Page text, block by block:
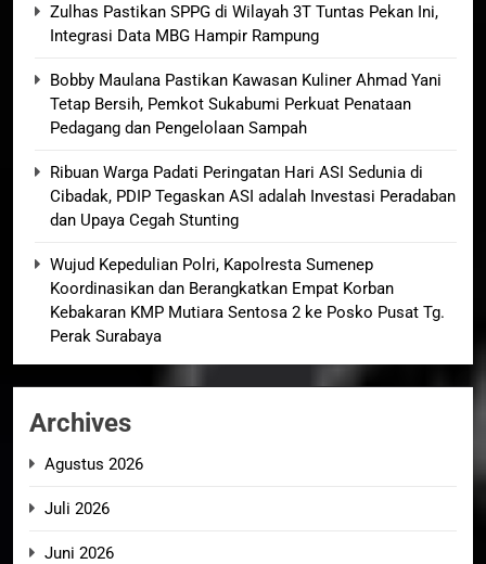
Zulhas Pastikan SPPG di Wilayah 3T Tuntas Pekan Ini,
Integrasi Data MBG Hampir Rampung
Bobby Maulana Pastikan Kawasan Kuliner Ahmad Yani
Tetap Bersih, Pemkot Sukabumi Perkuat Penataan
Pedagang dan Pengelolaan Sampah
Ribuan Warga Padati Peringatan Hari ASI Sedunia di
Cibadak, PDIP Tegaskan ASI adalah Investasi Peradaban
dan Upaya Cegah Stunting
Wujud Kepedulian Polri, Kapolresta Sumenep
Koordinasikan dan Berangkatkan Empat Korban
Kebakaran KMP Mutiara Sentosa 2 ke Posko Pusat Tg.
Perak Surabaya
Archives
Agustus 2026
Juli 2026
Juni 2026